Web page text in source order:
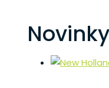
Novinky